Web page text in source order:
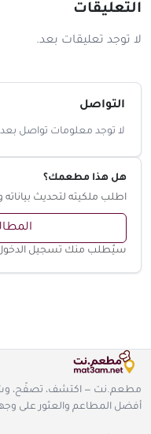
التعليقات
لا توجد تعليقات بعد.
التواصل
لا توجد معلومات تواصل
هل هذا مطعمك؟
اطلب ملكيته لتحديث بياناته
سيُطلب منك تسجيل الدخول
مطعم.نت — اكتشف، تصفّح،
أفضل المطاعم والعثور على